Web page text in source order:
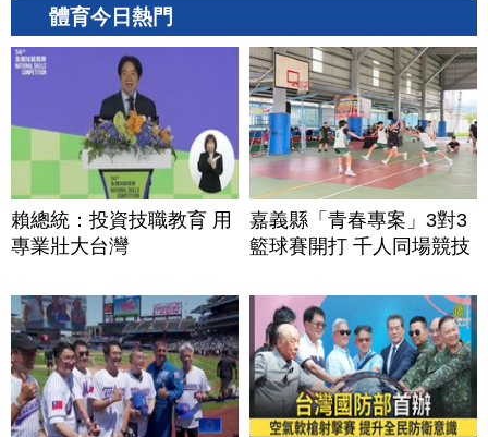
體育今日熱門
賴總統：投資技職教育 用
專業壯大台灣
嘉義縣「青春專案」3對3
籃球賽開打 千人同場競技